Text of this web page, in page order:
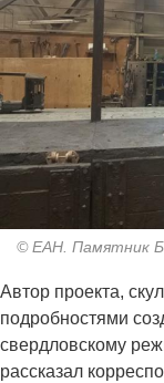
© ЕАН. Памятник
Автор проекта,
подробностями
свердловскому
рассказал